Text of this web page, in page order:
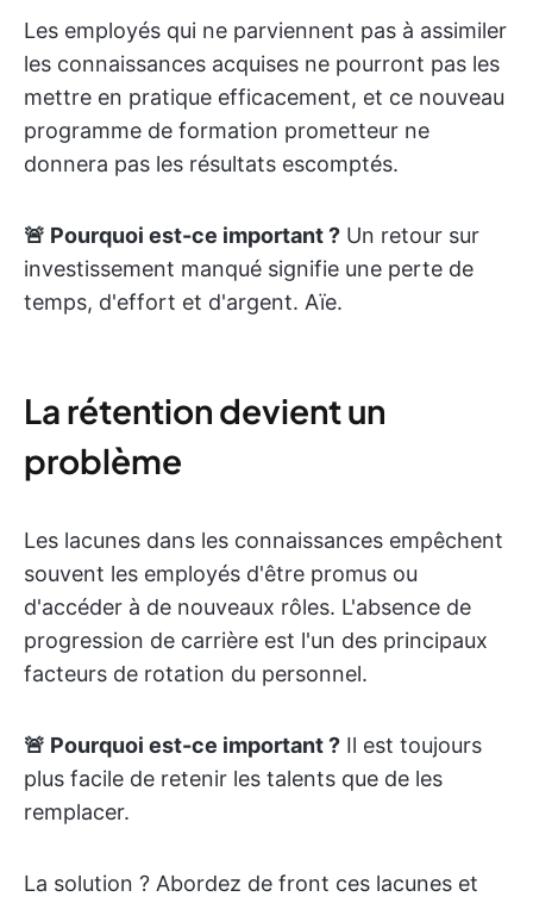
Les employés qui ne parviennent pas à assimiler
les connaissances acquises ne pourront pas les
mettre en pratique efficacement, et ce nouveau
programme de formation prometteur ne
donnera pas les résultats escomptés.
🚨 Pourquoi est-ce important ? Un retour sur
investissement manqué signifie une perte de
temps, d'effort et d'argent. Aïe.
La rétention devient un
problème
Les lacunes dans les connaissances empêchent
souvent les employés d'être promus ou
d'accéder à de nouveaux rôles. L'absence de
progression de carrière est l'un des principaux
facteurs de rotation du personnel.
🚨 Pourquoi est-ce important ? Il est toujours
plus facile de retenir les talents que de les
remplacer.
La solution ? Abordez de front ces lacunes et